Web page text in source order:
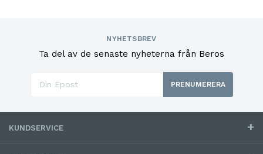
NYHETSBREV
Ta del av de senaste nyheterna från Beros
PRENUMERERA
KUNDSERVICE